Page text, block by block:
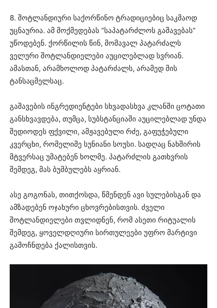
8. შოტლანდიური საქორწინო ტრადიციებიც საკმაოდ
უცნაურია. ამ მოქმედებას “საპატარძლოს გაშავებას”
უწოდებენ. ქორწილის წინ, მომავალ პატარძალს
ველური შოტლანდიელები აუცილებლად სვრიან.
ამასთან, არამხოლოდ პატარძალს, არამედ მის
ტანსაცმელსაც.
გაშავების ინგრედიენტები სხვადასხვა კლანში ცოტათი
განსხვავდება, თუმცა, სუბსტანციაში აუცილებლად უნდა
შედიოდეს ფქვილი, ამჟავებული რძე, გაფუჭებული
კვერცხი, რომელიმე სუნიანი სოუსი. სადღაც ნახშირის
მტვერსაც უმატებენ ხოლმე. პატარძლის გათხვრის
შემდეგ, მას ბუმბულებს აყრიან.
ასე გოგონას, თითქოსდა, წმენდენ ავი სულებისგან და
ამზადებენ ოჯახური ცხოვრებისთვის. ძველი
შოტლანდიელები თვლიდნენ, რომ ასეთი რიტუალის
შემდეგ, ყოველდღიური სირთულეები უფრო მარტივი
გამოჩნდება ქალისთვის.